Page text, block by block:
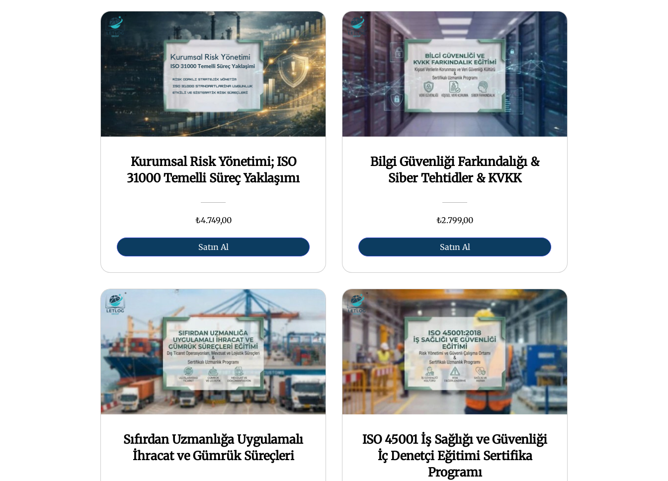
Kurumsal Risk Yönetimi; ISO
31000 Temelli Süreç Yaklaşımı
₺4.749,00
Satın Al
Bilgi Güvenliği Farkındalığı &
Siber Tehtidler & KVKK
₺2.799,00
Satın Al
Sıfırdan Uzmanlığa Uygulamalı
İhracat ve Gümrük Süreçleri
ISO 45001 İş Sağlığı ve Güvenliği
İç Denetçi Eğitimi Sertifika
Programı